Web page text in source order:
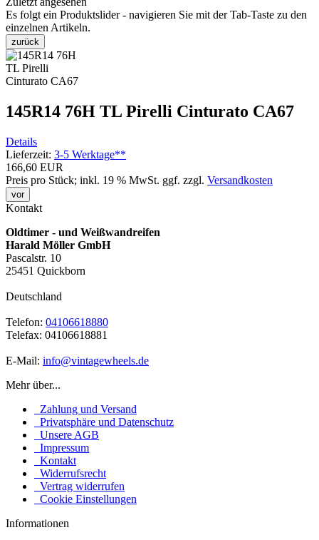
Es folgt ein Produktslider - navigieren Sie mit der Tab-Taste zu den
einzelnen Artikeln.
zurück
145R14 76H TL Pirelli Cinturato CA67
Details
Lieferzeit: 3-5 Werktage**
166,60 EUR
Preis pro Stück; inkl. 19 % MwSt. ggf. zzgl. Versandkosten
vor
Kontakt
Oldtimer - und Weißwandreifen
Harald Möller GmbH
Pascalstr. 10
25451 Quickborn
Deutschland
Telefon: 04106618880
Telefax: 04106618881
E-Mail: info@vintagewheels.de
Mehr über...
Zahlung und Versand
Privatsphäre und Datenschutz
Unsere AGB
Impressum
Kontakt
Widerrufsrecht
Vertrag widerrufen
Cookie Einstellungen
Informationen